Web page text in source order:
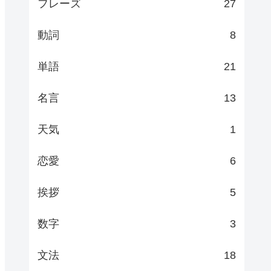
フレーズ 27
動詞 8
単語 21
名言 13
天気 1
恋愛 6
挨拶 5
数字 3
文法 18